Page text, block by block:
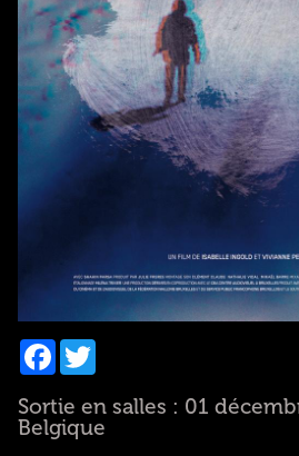
Facebook
Twitter
Sortie en salles : 01
Belgique